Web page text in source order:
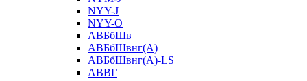
NYY-J
NYY-O
АВБбШв
АВБбШвнг(А)
АВБбШвнг(А)-LS
АВВГ